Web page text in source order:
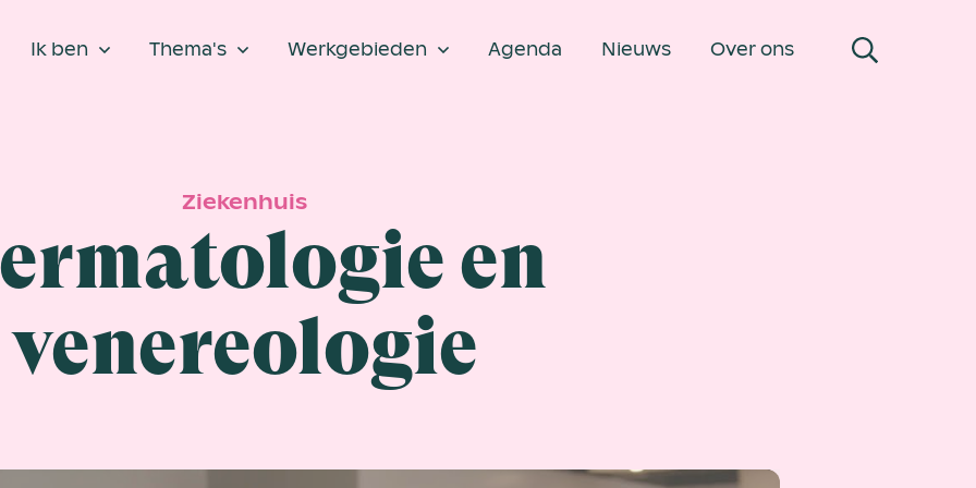
Ik ben Thema's Werkgebieden Agenda Nieuws Over ons
Ziekenhuis
en
venereologie